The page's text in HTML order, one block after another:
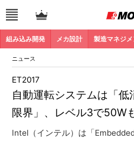
組み込み開発 メカ設計 製造マネジメ
ニュース
自動運転システムは「
限界」、レベル3で50W
ET2017
Intel（インテル）は「